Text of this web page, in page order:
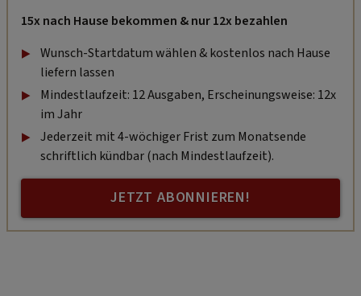
15x nach Hause bekommen & nur 12x bezahlen
Wunsch-Startdatum wählen & kostenlos nach Hause
liefern lassen
Mindestlaufzeit: 12 Ausgaben, Erscheinungsweise: 12x
im Jahr
Jederzeit mit 4-wöchiger Frist zum Monatsende
schriftlich kündbar (nach Mindestlaufzeit).
JETZT ABONNIEREN!